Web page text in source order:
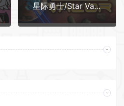
星际勇士/Star Valor（v1.1.8d）xht